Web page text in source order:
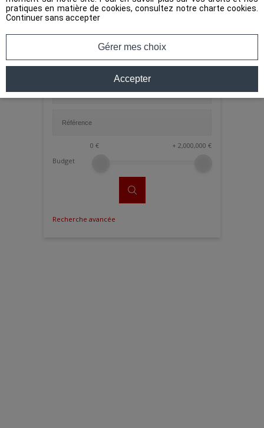
Budget
0 € + 2,000,000 €
Recherche avancée
pratiques en matière de cookies, consultez notre charte cookies
Continuer sans accepter
Gérer mes choix
Accepter